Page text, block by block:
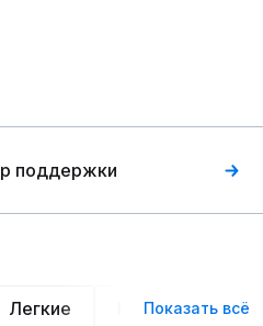
поддержки
Легкие Нарядные
Показать всё